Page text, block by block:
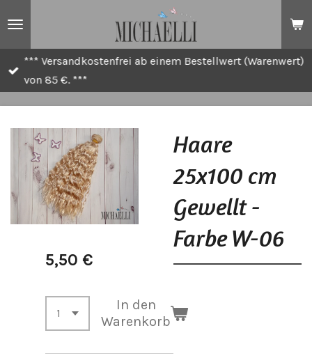
*** Versandkostenfrei ab einem Bestellwert (Warenwert)
von 85 €. ***
Haare
25x100 cm
Gewellt -
Farbe W-06
5,50 €
In den
Warenkorb